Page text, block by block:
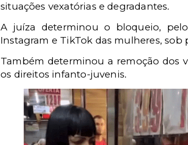
situações vexatórias e degradantes.
A juíza determinou o bloqueio,
Instagram e TikTok das mulheres, sob
Também determinou a remoção dos
os direitos infanto-juvenis.